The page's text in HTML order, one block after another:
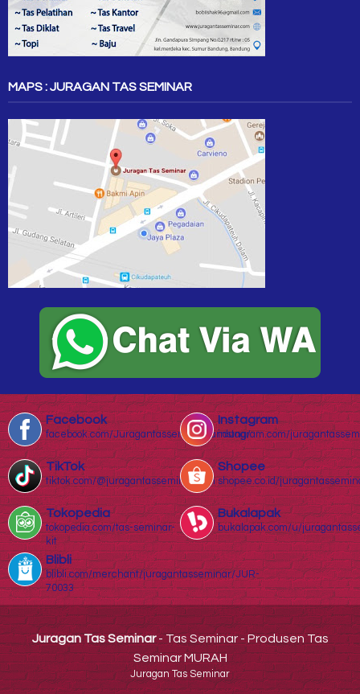
MAPS : JURAGAN TAS SEMINAR
Facebook
facebook.com/Juragantasseminarbandung/
Instagram
instagram.com/
TikTok
tiktok.com/@juragantasseminar.com
Shopee
shopee.co.id/
Tokopedia
tokopedia.com/tas-seminar-
kit
Bukalapak
bukalapak.com/u/
Blibli
blibli.com/merchant/juragantasseminar/JUR-
70033
Juragan Tas Seminar- Tas Seminar - Produsen Tas
Seminar MURAH
Juragan Tas Seminar